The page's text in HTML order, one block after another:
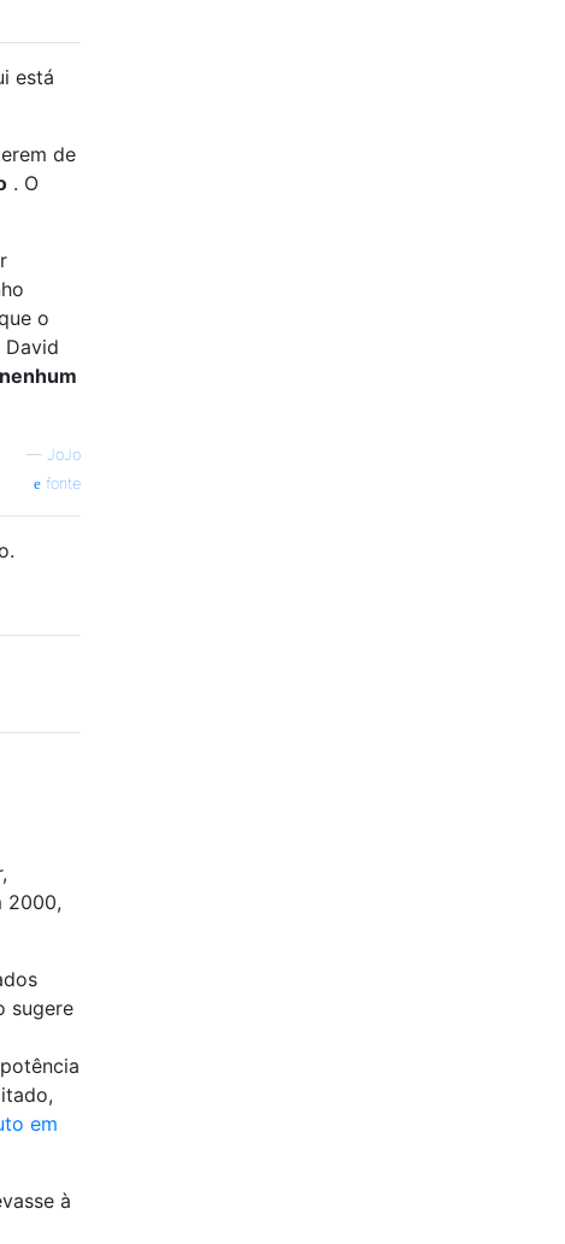
está
de
. O
o
David
— JoJo
fonte
2000,
sugere
em
à